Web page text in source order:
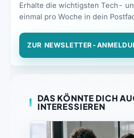
Erhalte die wichtigsten Tech-
einmal pro Woche in dein
ZUR NEWSLETTER-
DAS KÖNNTE DICH
INTERESSIEREN